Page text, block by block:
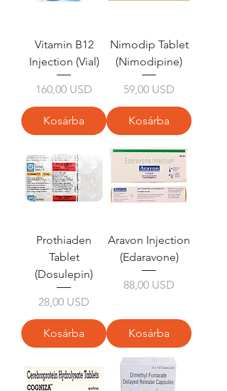
Vitamin B12
Injection (Vial)
Ár
160,00 USD
Kosárba
Nimodip Tablet
(Nimodipine)
Ár
59,00 USD
Kosárba
Prothiaden
Tablet
(Dosulepin)
Ár
28,00 USD
Kosárba
Aravon Injection
(Edaravone)
Ár
88,00 USD
Kosárba